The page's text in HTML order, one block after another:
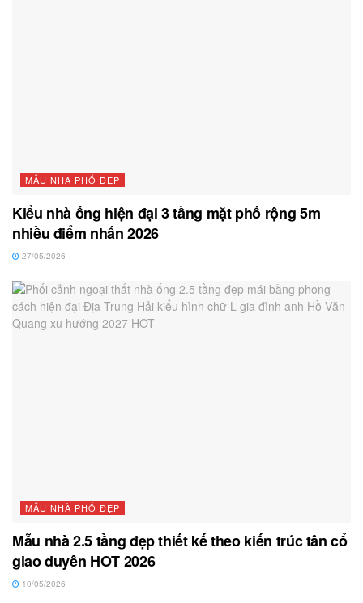
MẪU NHÀ PHỐ ĐẸP
Kiểu nhà ống hiện đại 3 tầng mặt phố rộng 5m
nhiều điểm nhấn 2026
27/05/2026
MẪU NHÀ PHỐ ĐẸP
Mẫu nhà 2.5 tầng đẹp thiết kế theo kiến trúc tân cổ
giao duyên HOT 2026
10/05/2026